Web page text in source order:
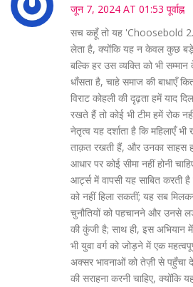
जून 7, 2024 AT 01:53 पूर्वाह्न
सच कहूँ तो यह 'Choosebold
लेता है, क्योंकि यह न केवल कुछ बड़े
बल्कि हर उस व्यक्ति को भी
धाँसता है, चाहे समाज की बाधाएँ
विराट कोहली की दृढ़ता हमें याद
रखते हैं तो कोई भी टीम हमें रोक
नेतृत्व यह दर्शाता है कि महिलाएँ
ताक़त रखती हैं, और उनका साहस
आधार पर कोई सीमा नहीं होनी
आर्ट्स में वापसी यह साबित करती
को नहीं हिला सकतीं; यह सब
चुनौतियों को पहचानने और उनसे
की कुंजी है; साथ ही, इस अभियान
भी युवा वर्ग को जोड़ने में एक
अक्सर भावनाओं को तेज़ी से पहुँचा
की सराहना करनी चाहिए, क्योंकि